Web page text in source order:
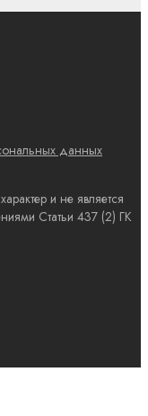
данных
и не является
Статьи 437 (2) ГК